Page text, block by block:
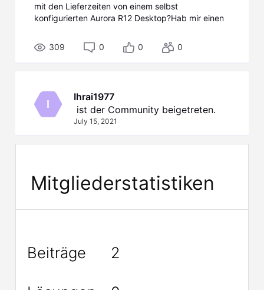
mit den Lieferzeiten von einem selbst
konfigurierten Aurora R12 Desktop?Hab mir einen
und 11th Gen Intel Core i9 11900KF (8-Core, 16MB
Cache, 3.5GHz to 5.3GHz w/Thermal Velocity
309 0 0 0
I
Ihrai1977
ist der Community beigetreten.
July 15, 2021
Mitgliederstatistiken
Beiträge 2